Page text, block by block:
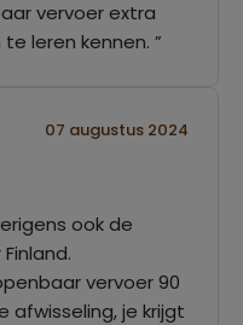
vervoer extra
leren kennen. ”
07 augustus 2024
ook de
vervoer 90
afwisseling, je krijgt